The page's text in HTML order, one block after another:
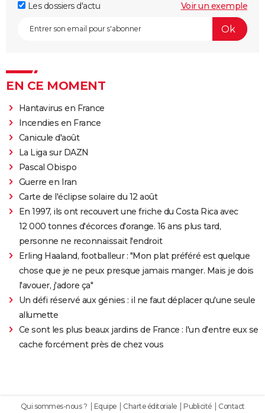
Les dossiers d'actu
Voir un exemple
EN CE MOMENT
Hantavirus en France
Incendies en France
Canicule d'août
La Liga sur DAZN
Pascal Obispo
Guerre en Iran
Carte de l'éclipse solaire du 12 août
En 1997, ils ont recouvert une friche du Costa Rica avec
12 000 tonnes d'écorces d'orange. 16 ans plus tard,
personne ne reconnaissait l'endroit
Erling Haaland, footballeur : "Mon plat préféré est quelque
chose que je ne peux presque jamais manger. Mais je dois
l'avouer, j'adore ça"
Un défi réservé aux génies : il ne faut déplacer qu'une seule
allumette
Ce sont les plus beaux jardins de France : l'un d'entre eux se
cache forcément près de chez vous
Qui sommes-nous ? Equipe Charte éditoriale Publicité Contact